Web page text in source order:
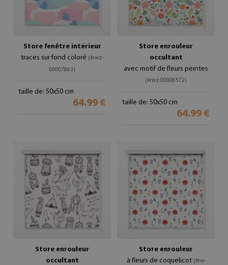
Store fenêtre intérieur
traces sur fond coloré (#rwz-
00007863)
taille de: 50x50 cm
64.99 €
Store enrouleur
occultant
avec motif de fleurs peintes
(#rwz-00006572)
taille de: 50x50 cm
64.99 €
Store enrouleur
occultant
Store enrouleur
à fleurs de coquelicot (#rw-